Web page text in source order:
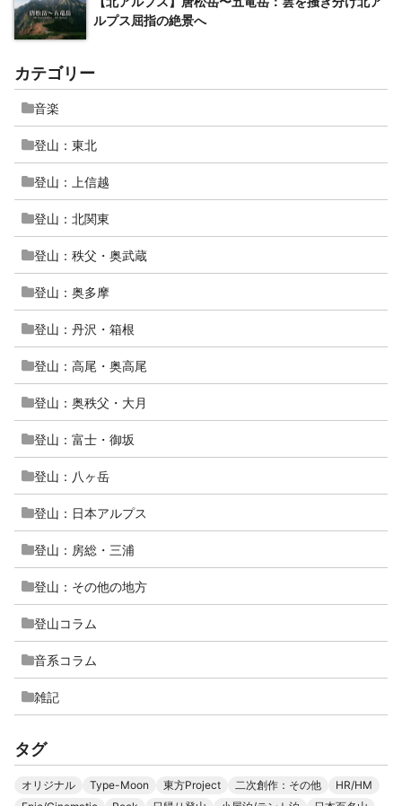
ルプス屈指の絶景へ
カテゴリー
音楽
登山：東北
登山：上信越
登山：北関東
登山：秩父・奥武蔵
登山：奥多摩
登山：丹沢・箱根
登山：高尾・奥高尾
登山：奥秩父・大月
登山：富士・御坂
登山：八ヶ岳
登山：日本アルプス
登山：房総・三浦
登山：その他の地方
登山コラム
音系コラム
雑記
タグ
オリジナル Type-Moon 東方Project 二次創作：その他
HR/HM